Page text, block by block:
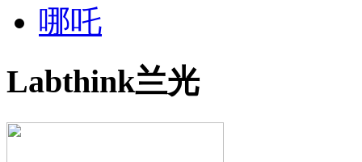
哪吒
Labthink兰光